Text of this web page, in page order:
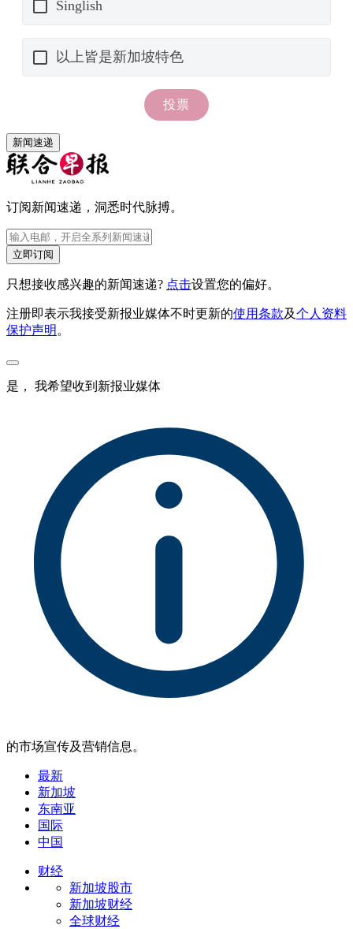
新闻速递
订阅新闻速递，洞悉时代脉搏。
立即订阅
只想接收感兴趣的新闻速递? 点击设置您的偏好。
注册即表示我接受新报业媒体不时更新的使用条款及个人资料
保护声明 。
是， 我希望收到新报业媒体
的市场宣传及营销信息。
最新
新加坡
东南亚
国际
中国
财经
新加坡股市
新加坡财经
全球财经